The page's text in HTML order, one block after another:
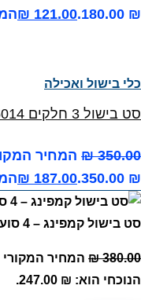
₪ 180.00.
₪ 121.00
כלי בישול ואכילה
סט בישול 3 חלקים Keith Titanium Ti6014
₪350.00
המחיר
₪ 350.00.
₪ 187.00
סט בישול קמפינג – 4 סועדים Stanley
₪380.00 המחיר המקורי היה:
הנוכחי הוא: ₪ 247.00.